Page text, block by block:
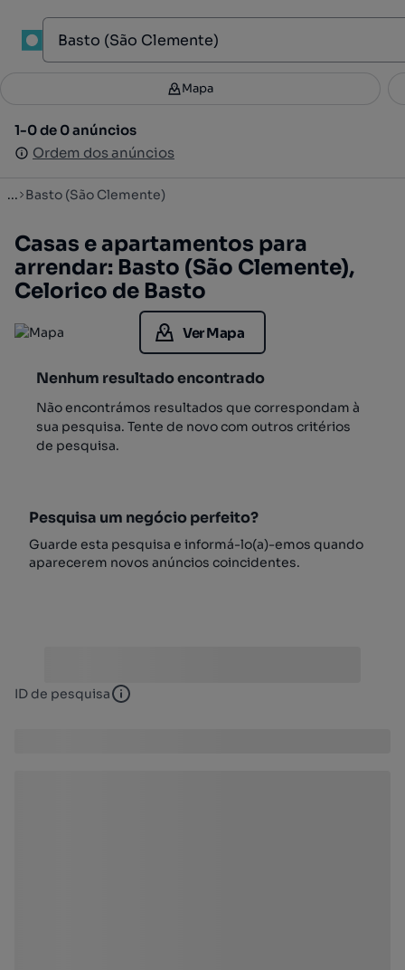
Filtros 2
1-0 de 0 anúncios
Ordem dos anúncios
Mapa
1-0 de 0 anúncios
Ordem dos anúncios
... Basto (São Clemente)
Casas e apartamentos para
arrendar: Basto (São Clemente),
Celorico de Basto
Ver Mapa
Nenhum resultado encontrado
Não encontrámos resultados que correspondam à
sua pesquisa. Tente de novo com outros critérios
de pesquisa.
Pesquisa um negócio perfeito?
Guarde esta pesquisa e informá-lo(a)-emos quando
aparecerem novos anúncios coincidentes.
ID de pesquisa ID de pesquisa